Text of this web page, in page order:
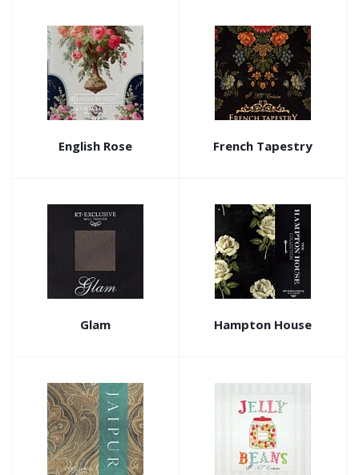
English Rose French Tapestry
Glam Hampton House